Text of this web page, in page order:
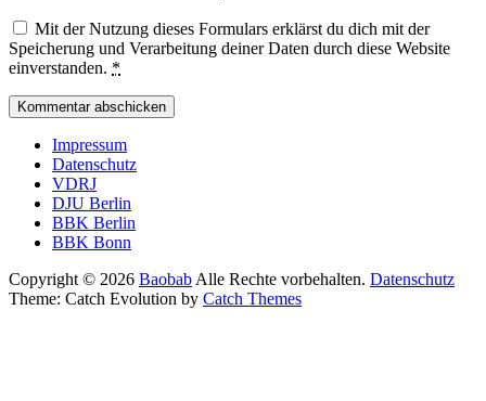
Mit der Nutzung dieses Formulars erklärst du dich mit der
Speicherung und Verarbeitung deiner Daten durch diese Website
einverstanden. *
Seitenfuß-
Menü
Impressum
Datenschutz
VDRJ
DJU Berlin
BBK Berlin
BBK Bonn
Copyright © 2026 Baobab Alle Rechte vorbehalten. Datenschutz
Theme: Catch Evolution by Catch Themes